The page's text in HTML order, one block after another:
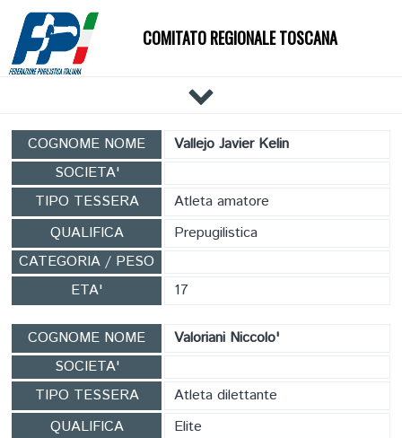
COMITATO REGIONALE TOSCANA
IL COMITATO
NEWS
PALESTRE
ATLETI
AFFILIAZIONE E TESSERAMENTO
CARTE FEDERALI
COGNOME NOME
Vallejo Javier Kelin
SOCIETA'
TIPO TESSERA
Atleta amatore
QUALIFICA
Prepugilistica
CATEGORIA / PESO
ETA'
17
COGNOME NOME
Valoriani Niccolo'
SOCIETA'
TIPO TESSERA
Atleta dilettante
QUALIFICA
Elite